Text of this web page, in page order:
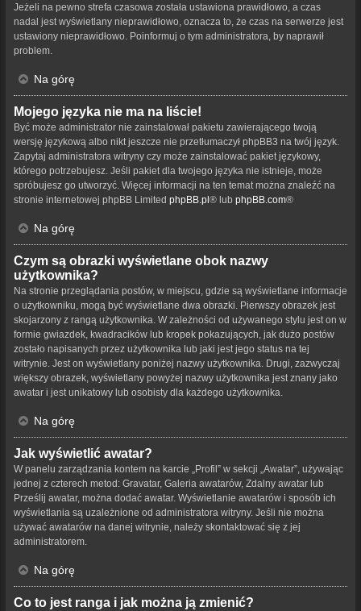
Jeżeli na pewno strefa czasowa została ustawiona prawidłowo, a czas
nadal jest wyświetlany nieprawidłowo, oznacza to, że czas na serwerze jest
ustawiony nieprawidłowo. Poinformuj o tym administratora, by naprawił
problem.
Na górę
Mojego języka nie ma na liście!
Być może administrator nie zainstalował pakietu zawierającego twoją
wersję językową albo nikt jeszcze nie przetłumaczył phpBB3 na twój język.
Zapytaj administratora witryny czy może zainstalować pakiet językowy,
którego potrzebujesz. Jeśli pakiet dla twojego języka nie istnieje, może
spróbujesz go utworzyć. Więcej informacji na ten temat można znaleźć na
stronie internetowej phpBB Limited phpBB.pl® lub phpBB.com®
Na górę
Czym są obrazki wyświetlane obok nazwy
użytkownika?
Na stronie przeglądania postów, w miejscu, gdzie są wyświetlane informacje
o użytkowniku, mogą być wyświetlane dwa obrazki. Pierwszy obrazek jest
skojarzony z rangą użytkownika. W zależności od używanego stylu jest on w
formie gwiazdek, kwadracików lub kropek pokazujących, jak dużo postów
zostało napisanych przez użytkownika lub jaki jest jego status na tej
witrynie. Jest on wyświetlany poniżej nazwy użytkownika. Drugi, zazwyczaj
większy obrazek, wyświetlany powyżej nazwy użytkownika jest znany jako
awatar i jest unikatowy lub osobisty dla każdego użytkownika.
Na górę
Jak wyświetlić awatar?
W panelu zarządzania kontem na karcie „Profil” w sekcji „Awatar”, używając
jednej z czterech metod: Gravatar, Galeria awatarów, Zdalny awatar lub
Prześlij awatar, można dodać awatar. Wyświetlanie awatarów i sposób ich
wyświetlania są uzależnione od administratora witryny. Jeśli nie można
używać awatarów na danej witrynie, należy skontaktować się z jej
administratorem.
Na górę
Co to jest ranga i jak można ją zmienić?